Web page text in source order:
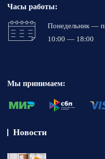
Часы работы:
Понедельник —
10:00 — 18:00
Мы принимаем:
Новости